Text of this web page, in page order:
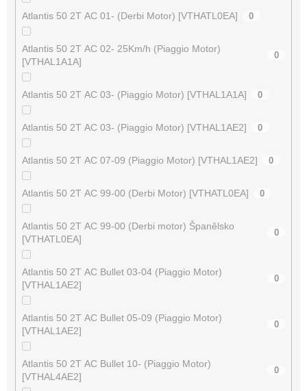
Atlantis 50 2T AC 01- (Derbi Motor) [VTHATL0EA] 0
Atlantis 50 2T AC 02- 25Km/h (Piaggio Motor)
[VTHAL1A1A]
0
Atlantis 50 2T AC 03- (Piaggio Motor) [VTHAL1A1A] 0
Atlantis 50 2T AC 03- (Piaggio Motor) [VTHAL1AE2] 0
Atlantis 50 2T AC 07-09 (Piaggio Motor) [VTHAL1AE2] 0
Atlantis 50 2T AC 99-00 (Derbi Motor) [VTHATL0EA] 0
Atlantis 50 2T AC 99-00 (Derbi motor) Španělsko
[VTHATL0EA]
0
Atlantis 50 2T AC Bullet 03-04 (Piaggio Motor)
[VTHAL1AE2]
0
Atlantis 50 2T AC Bullet 05-09 (Piaggio Motor)
[VTHAL1AE2]
0
Atlantis 50 2T AC Bullet 10- (Piaggio Motor)
[VTHAL4AE2]
0